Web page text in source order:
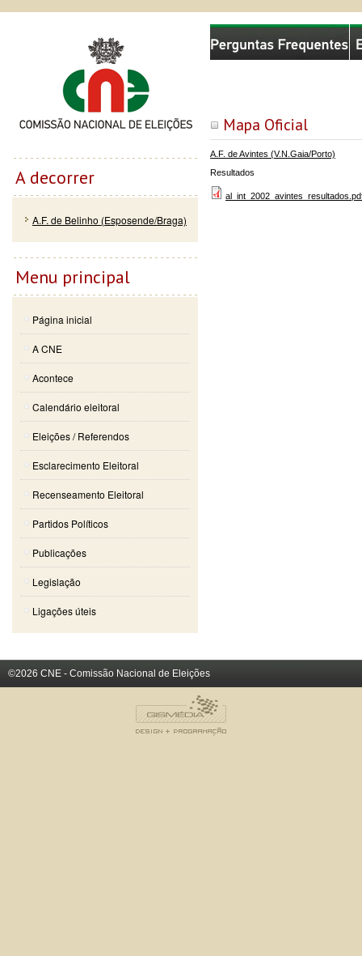
Mapa Oficial
A.F. de Avintes (V.N.Gaia/Porto)
Resultados
Comissão Nacional de Eleições
A decorrer
A.F. de Belinho (Esposende/Braga)
Menu principal
Página inicial
A CNE
Acontece
Calendário eleitoral
Eleições / Referendos
Esclarecimento Eleitoral
Recenseamento Eleitoral
Partidos Políticos
Publicações
Legislação
Ligações úteis
©2026 CNE - Comissão Nacional de Eleições